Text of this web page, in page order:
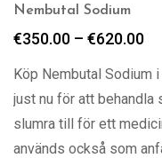
Nembutal Sodium
€350.00 – €620.00
Köp Nembutal Sodium
just nu för att
slumra till för ett
används också som